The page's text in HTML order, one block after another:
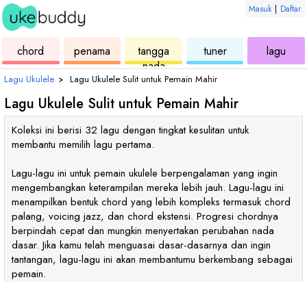
Masuk | Daftar
chord
ukulele
penama
chord
tangga
nada
ukulele
tuner
ukulele
lagu
Lagu Ukulele › Lagu Ukulele Sulit untuk Pemain Mahir
Lagu Ukulele Sulit untuk Pemain Mahir
Koleksi ini berisi 32 lagu dengan tingkat kesulitan untuk
membantu memilih lagu pertama.
Lagu-lagu ini untuk pemain ukulele berpengalaman yang ingin
mengembangkan keterampilan mereka lebih jauh. Lagu-lagu ini
menampilkan bentuk chord yang lebih kompleks termasuk chord
palang, voicing jazz, dan chord ekstensi. Progresi chordnya
berpindah cepat dan mungkin menyertakan perubahan nada
dasar. Jika kamu telah menguasai dasar-dasarnya dan ingin
tantangan, lagu-lagu ini akan membantumu berkembang sebagai
pemain.